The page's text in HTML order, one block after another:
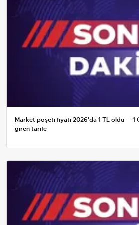
Market poşeti fiyatı 2026'da 1 TL oldu —
giren tarife